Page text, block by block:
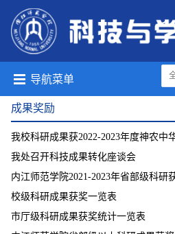
导航菜单
成果奖励
我校科研成果获2022-2023年度神农中
我处召开科技成果转化座谈会
内江师范学院2021-2023年省部级科研
校级科研成果获奖一览表
市厅级科研成果获奖统计一览表